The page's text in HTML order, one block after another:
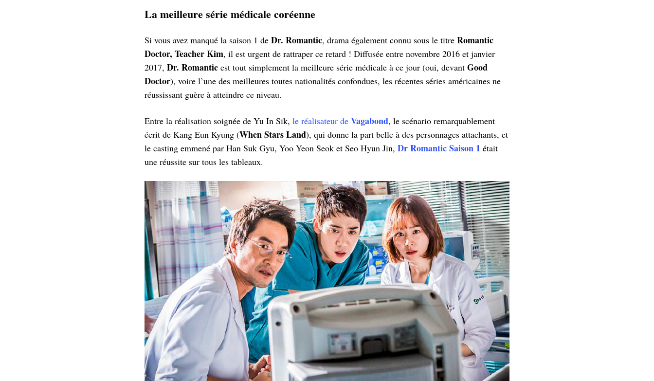
La meilleure série médicale coréenne
Si vous avez manqué la saison 1 de Dr. Romantic, drama également connu sous le titre Romantic
Doctor, Teacher Kim, il est urgent de rattraper ce retard ! Diffusée entre novembre 2016 et janvier
2017, Dr. Romantic est tout simplement la meilleure série médicale à ce jour (oui, devant Good
Doctor), voire l’une des meilleures toutes nationalités confondues, les récentes séries américaines ne
réussissant guère à atteindre ce niveau.
Entre la réalisation soignée de Yu In Sik, le réalisateur de Vagabond, le scénario remarquablement
écrit de Kang Eun Kyung (When Stars Land), qui donne la part belle à des personnages attachants, et
le casting emmené par Han Suk Gyu, Yoo Yeon Seok et Seo Hyun Jin, Dr Romantic Saison 1 était
une réussite sur tous les tableaux.